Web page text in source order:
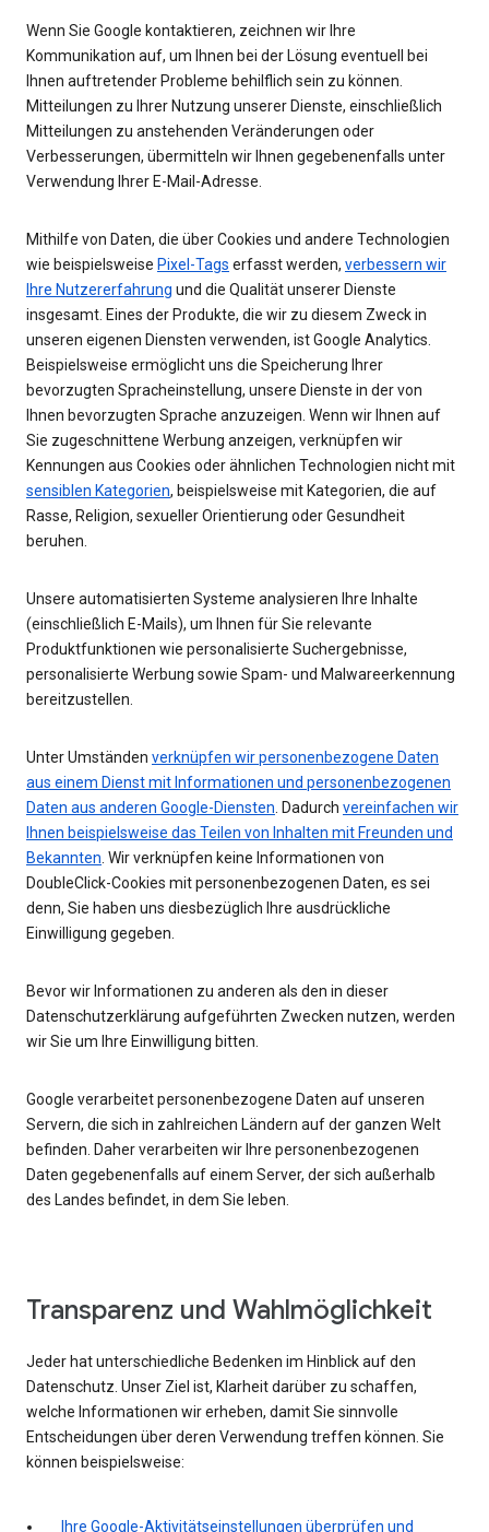
Wenn Sie Google kontaktieren, zeichnen wir Ihre
Kommunikation auf, um Ihnen bei der Lösung eventuell bei
Ihnen auftretender Probleme behilflich sein zu können.
Mitteilungen zu Ihrer Nutzung unserer Dienste, einschließlich
Mitteilungen zu anstehenden Veränderungen oder
Verbesserungen, übermitteln wir Ihnen gegebenenfalls unter
Verwendung Ihrer E-Mail-Adresse.
Mithilfe von Daten, die über Cookies und andere Technologien
wie beispielsweise Pixel-Tags erfasst werden, verbessern wir
Ihre Nutzererfahrung und die Qualität unserer Dienste
insgesamt. Eines der Produkte, die wir zu diesem Zweck in
unseren eigenen Diensten verwenden, ist Google Analytics.
Beispielsweise ermöglicht uns die Speicherung Ihrer
bevorzugten Spracheinstellung, unsere Dienste in der von
Ihnen bevorzugten Sprache anzuzeigen. Wenn wir Ihnen auf
Sie zugeschnittene Werbung anzeigen, verknüpfen wir
Kennungen aus Cookies oder ähnlichen Technologien nicht mit
sensiblen Kategorien, beispielsweise mit Kategorien, die auf
Rasse, Religion, sexueller Orientierung oder Gesundheit
beruhen.
Unsere automatisierten Systeme analysieren Ihre Inhalte
(einschließlich E-Mails), um Ihnen für Sie relevante
Produktfunktionen wie personalisierte Suchergebnisse,
personalisierte Werbung sowie Spam- und Malwareerkennung
bereitzustellen.
Unter Umständen verknüpfen wir personenbezogene Daten
aus einem Dienst mit Informationen und personenbezogenen
Daten aus anderen Google-Diensten. Dadurch vereinfachen wir
Ihnen beispielsweise das Teilen von Inhalten mit Freunden und
Bekannten. Wir verknüpfen keine Informationen von
DoubleClick-Cookies mit personenbezogenen Daten, es sei
denn, Sie haben uns diesbezüglich Ihre ausdrückliche
Einwilligung gegeben.
Bevor wir Informationen zu anderen als den in dieser
Datenschutzerklärung aufgeführten Zwecken nutzen, werden
wir Sie um Ihre Einwilligung bitten.
Google verarbeitet personenbezogene Daten auf unseren
Servern, die sich in zahlreichen Ländern auf der ganzen Welt
befinden. Daher verarbeiten wir Ihre personenbezogenen
Daten gegebenenfalls auf einem Server, der sich außerhalb
des Landes befindet, in dem Sie leben.
Transparenz und Wahlmöglichkeit
Jeder hat unterschiedliche Bedenken im Hinblick auf den
Datenschutz. Unser Ziel ist, Klarheit darüber zu schaffen,
welche Informationen wir erheben, damit Sie sinnvolle
Entscheidungen über deren Verwendung treffen können. Sie
können beispielsweise:
Ihre Google-Aktivitätseinstellungen überprüfen und